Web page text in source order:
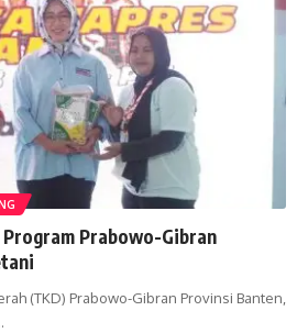
Prabowo-Gibran
(TKD) Prabowo-Gibran Provinsi Banten,